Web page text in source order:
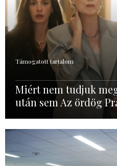
Támogatott tartalom
Miért nem tudjuk
után sem Az ördög